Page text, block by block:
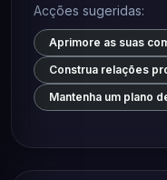
Acções sugeridas:
Aprimore as suas
Construa relações
Mantenha um plano